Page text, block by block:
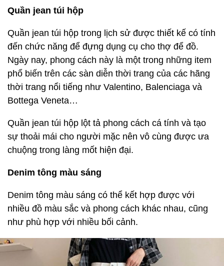
Quần jean túi hộp
Quần jean túi hộp trong lịch sử được thiết kế có tính
đến chức năng để đựng dụng cụ cho thợ để đồ.
Ngày nay, phong cách này là một trong những item
phổ biến trên các sàn diễn thời trang của các hãng
thời trang nổi tiếng như Valentino, Balenciaga và
Bottega Veneta…
Quần jean túi hộp lột tả phong cách cá tính và tạo
sự thoải mái cho người mặc nên vô cùng được ưa
chuộng trong làng mốt hiện đại.
Denim tông màu sáng
Denim tông màu sáng có thể kết hợp được với
nhiều đồ màu sắc và phong cách khác nhau, cũng
như phù hợp với nhiều bối cảnh.